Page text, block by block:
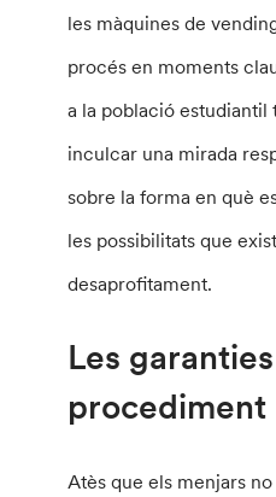
les màquines de
procés en moments
a la població estudiantil
inculcar una mirada
sobre la forma en què
les possibilitats que
desaprofitament.
Les
procediment
Atès que els menjars